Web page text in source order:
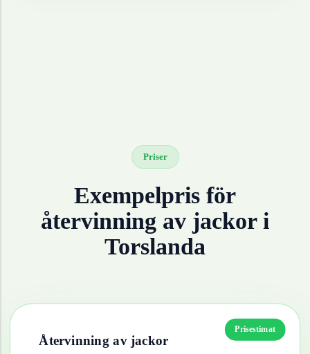
Priser
Exempelpris för
återvinning av jackori
Torslanda
Prisestimat
Återvinning av jackor